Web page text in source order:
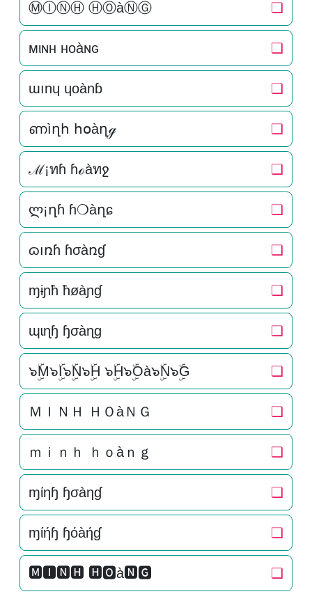
ⓂⒾⓃⒽ ⒽⓄàⓃⒼ ❏
мιɴн нoàɴԍ ❏
ɯınɥ ɥoànɓ ❏
ണìղհ հօàղℊ ❏
ℳ¡ทɦ ɦℴàทջ ❏
ლ¡ղɦ ɦ❍àղɕ ❏
ɷıռɦ ɦσàռɠ ❏
ɱɨɲħ ħøàɲɠ ❏
ɰɩɳɧ ɧσàɳɡ ❏
๖ۣۜM๖ۣۜI๖ۣۜN๖ۣۜH ๖ۣۜH๖ۣۜOà๖ۣۜN๖ۣۜG ❏
ＭＩＮＨ ＨＯàＮＧ ❏
ｍｉｎｈ ｈｏàｎｇ ❏
ɱίηɧ ɧσàηɠ ❏
ɱίήɧ ɧόàήɠ ❏
🅼🅸🅽🅷 🅷🅾à🅽🅶 ❏